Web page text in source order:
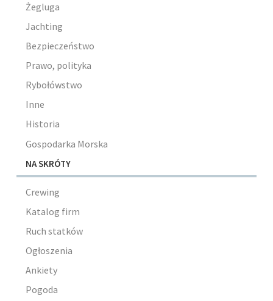
Żegluga
Jachting
Bezpieczeństwo
Prawo, polityka
Rybołówstwo
Inne
Historia
Gospodarka Morska
NA SKRÓTY
Crewing
Katalog firm
Ruch statków
Ogłoszenia
Ankiety
Pogoda